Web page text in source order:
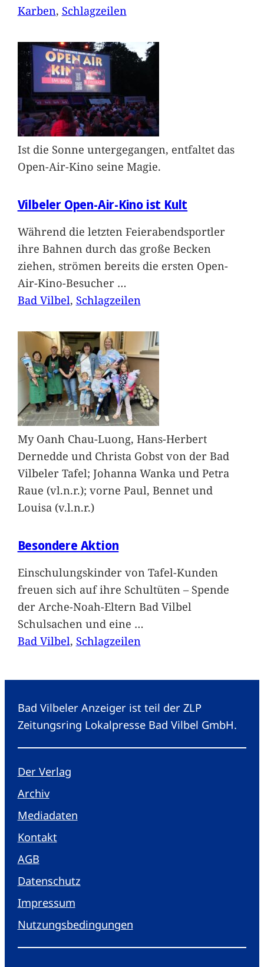
Karben, Schlagzeilen
Ist die Sonne untergegangen, entfaltet das
Open-Air-Kino seine Magie.
Vilbeler Open-Air-Kino ist Kult
Während die letzten Feierabendsportler
ihre Bahnen durch das große Becken
ziehen, strömen bereits die ersten Open-
Air-Kino-Besucher …
Bad Vilbel, Schlagzeilen
My Oanh Chau-Luong, Hans-Herbert
Dernedde und Christa Gobst von der Bad
Vilbeler Tafel; Johanna Wanka und Petra
Raue (vl.n.r.); vorne Paul, Bennet und
Louisa (v.l.n.r.)
Besondere Aktion
Einschulungskinder von Tafel-Kunden
freuen sich auf ihre Schultüten – Spende
der Arche-Noah-Eltern Bad Vilbel
Schulsachen und eine …
Bad Vilbel, Schlagzeilen
Bad Vilbeler Anzeiger ist teil der ZLP
Zeitungsring Lokalpresse Bad Vilbel GmbH.
Der Verlag
Archiv
Mediadaten
Kontakt
AGB
Datenschutz
Impressum
Nutzungsbedingungen